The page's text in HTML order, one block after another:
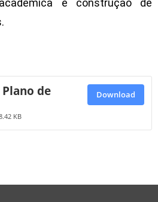
e construção de
de
KB
Download